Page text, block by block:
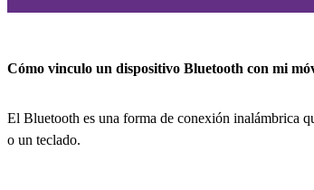
Cómo vinculo un dispositivo Bluetooth con mi
El Bluetooth es una forma de conexión inalámbrica
o un teclado.